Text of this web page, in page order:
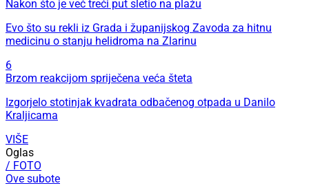
Nakon što je već treći put sletio na plažu
Evo što su rekli iz Grada i županijskog Zavoda za hitnu
medicinu o stanju helidroma na Zlarinu
6
Brzom reakcijom spriječena veća šteta
Izgorjelo stotinjak kvadrata odbačenog otpada u Danilo
Kraljicama
VIŠE
Oglas
/ FOTO
Ove subote